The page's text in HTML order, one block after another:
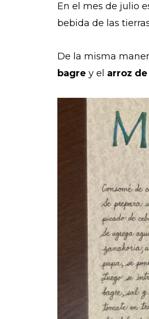
En el mes de julio
bebida de las
De la misma
bagre y el arroz